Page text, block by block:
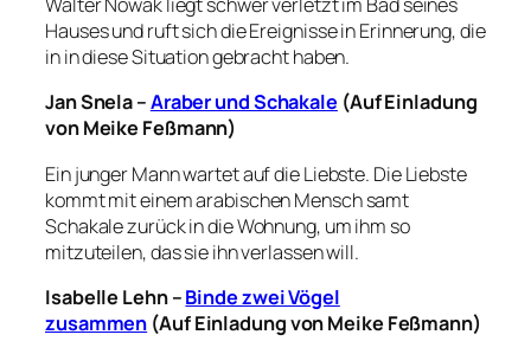
Hauses und ruft sich die Ereignisse in Erinnerung, die
in in diese Situation gebracht haben.
Jan Snela –Araber und Schakale (Auf Einladung
von Meike Feßmann)
Ein junger Mann wartet auf die Liebste. Die Liebste
kommt mit einem arabischen Mensch samt
Schakale zurück in die Wohnung, um ihm so
mitzuteilen, das sie ihn verlassen will.
Isabelle Lehn –Binde zwei Vögel
zusammen (Auf Einladung von Meike Feßmann)